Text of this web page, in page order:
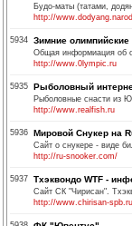
Будо-маты (татами,
http://
5934 Зимние
Общая информиация об
http://www.0lympic.ru
5935 Рыболовный
Рыболовные снасти из
http://www.realfish.ru
5936 Мировой Снукер на
Сайт о снукере - виде
http://ru-snooker.com/
5937 Тхэквондо WTF -
Сайт СК "Чирисан".
http://www.chirisan-